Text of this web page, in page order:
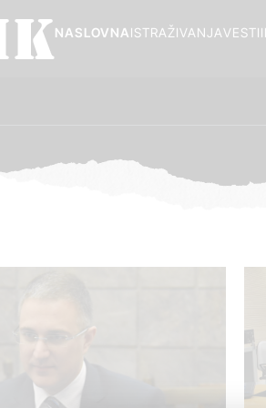
VESTI
ISTRAŽIVANJA
NASLOVNA